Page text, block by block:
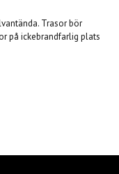
Trasor bör
på ickebrandfarlig plats